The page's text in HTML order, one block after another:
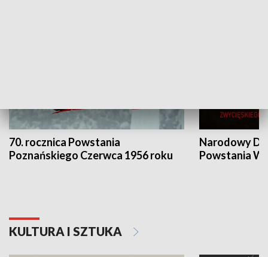
70. rocznica Powstania
Poznańskiego Czerwca 1956 roku
Narodowy
Powstania
KULTURA I SZTUKA